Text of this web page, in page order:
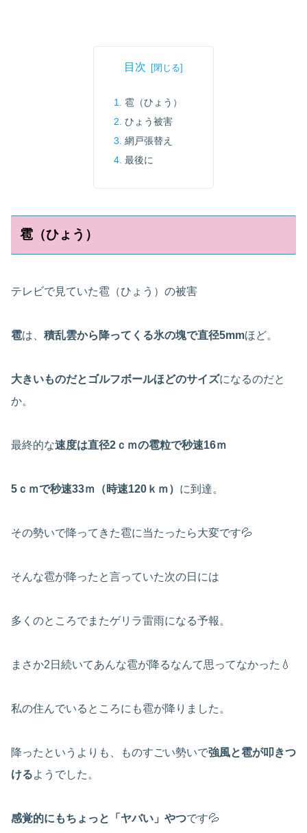
目次
雹（ひょう）
ひょう被害
網戸張替え
最後に
雹（ひょう）
テレビで見ていた雹（ひょう）の被害
雹は、 積乱雲から降ってくる氷の塊で直径5mmほど。
大きいものだとゴルフボールほどのサイズになるのだと
か。
最終的な速度は直径2ｃｍの雹粒で秒速16ｍ
5ｃｍで秒速33ｍ（時速120ｋｍ） に到達。
その勢いで降ってきた雹に当たったら大変です💦
そんな雹が降ったと言っていた次の日には
多くのところでまたゲリラ雷雨になる予報。
まさか2日続いてあんな雹が降るなんて思ってなかった💧
私の住んでいるところにも雹が降りました。
降ったというよりも、ものすごい勢いで強風と雹が叩きつ
けるようでした。
感覚的にもちょっと「ヤバい」やつです💦